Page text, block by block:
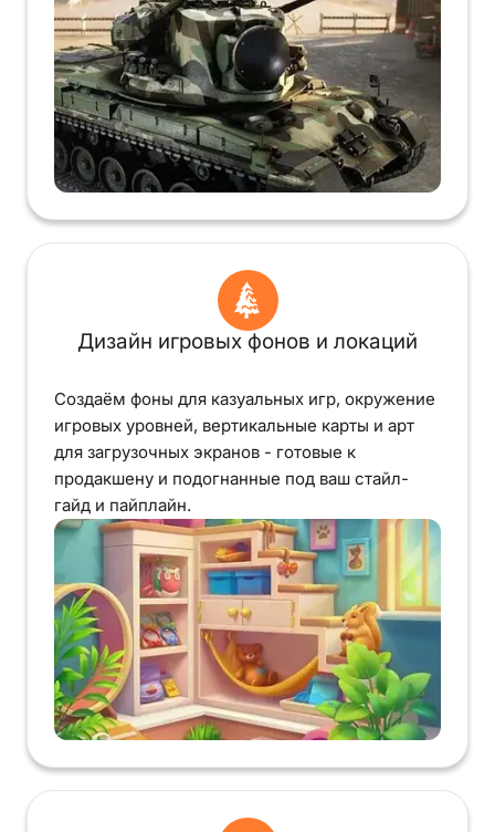
Дизайн игровых фонов и локаций
Создаём фоны для казуальных игр, окружение
игровых уровней, вертикальные карты и арт
для загрузочных экранов - готовые к
продакшену и подогнанные под ваш стайл-
гайд и пайплайн.